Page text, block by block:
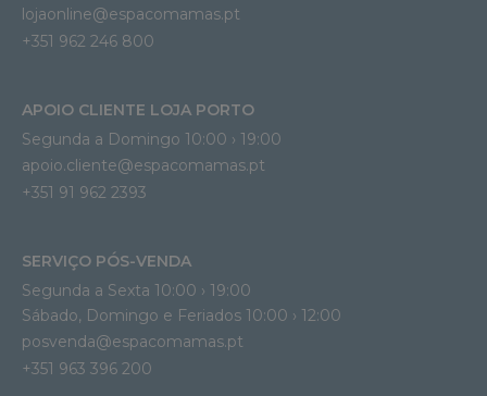
lojaonline@espacomamas.pt
+351 962 246 800
APOIO CLIENTE LOJA PORTO
Segunda a Domingo 10:00 › 19:00
apoio.cliente@espacomamas.pt
+351 91 962 2393
SERVIÇO PÓS-VENDA
Segunda a Sexta 10:00 › 19:00
Sábado, Domingo e Feriados 10:00 › 12:00
posvenda@espacomamas.pt
+351 963 396 200